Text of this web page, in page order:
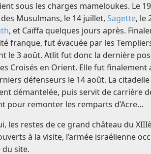
sous les charges mameloukes. Le
Musulmans, le 14 juillet, Sagette, le
, et Caïffa quelques jours après.
franque, fut évacuée par les
le 3 août. Atlit fut donc la dernière
Croisés en Orient. Elle fut finalement
défenseurs le 14 août. La
démantelée, puis servit de carrière
pour remonter les remparts d’Acre…
les restes de ce grand château du
à la visite, l’armée israélienne
du site.